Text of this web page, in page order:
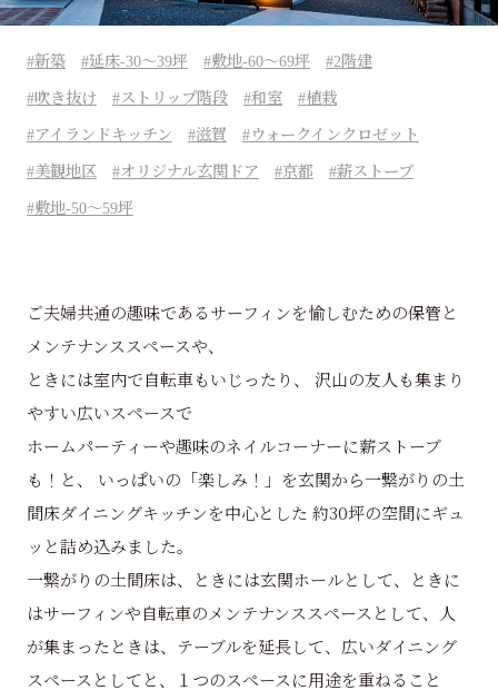
新築 延床-30～39坪 敷地-60～69坪 2階建
吹き抜け ストリップ階段 和室 植栽
アイランドキッチン 滋賀 ウォークインクロゼット
美観地区 オリジナル玄関ドア 京都 薪ストーブ
敷地-50～59坪
ご夫婦共通の趣味であるサーフィンを愉しむための保管と
メンテナンススペースや、
ときには室内で自転車もいじったり、 沢山の友人も集まり
やすい広いスペースで
ホームパーティーや趣味のネイルコーナーに薪ストーブ
も！と、 いっぱいの「楽しみ！」を玄関から一繋がりの土
間床ダイニングキッチンを中心とした 約30坪の空間にギュ
ッと詰め込みました。
一繋がりの土間床は、ときには玄関ホールとして、ときに
はサーフィンや自転車のメンテナンススペースとして、人
が集まったときは、テーブルを延長して、広いダイニング
スペースとしてと、１つのスペースに用途を重ねること